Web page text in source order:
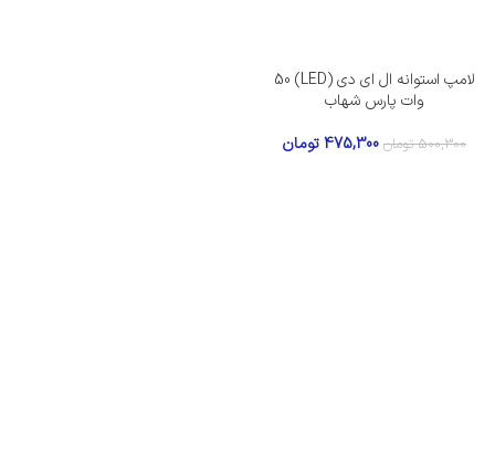
لامپ استوانه ال ای دی (LED) 50
وات پارس شهاب
500,300 تومان 475,300تومان